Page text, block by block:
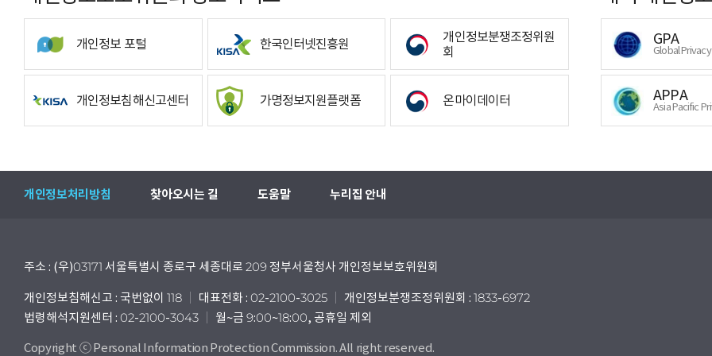
개인정보 포털 한국인터넷진흥원
개인정보분쟁조정위원
회
개인정보침해신고센터 가명정보지원플랫폼 온마이데이터
GPA
Global
APPA
Asia Pacific
개인정보처리방침 찾아오시는 길 도움말 누리집 안내
주소 : (우)03171 서울특별시 종로구 세종대로 209 정부서울청사 개인정보보호위원회
개인정보침해신고 : 국번없이 118 대표전화 : 02-2100-3025
개인정보분쟁조정위원회 : 1833-6972
법령해석지원센터 : 02-2100-3043
월~금 9:00~18:00, 공휴일 제외
Copyright ⓒ Personal Information Protection Commission. All right reserved.